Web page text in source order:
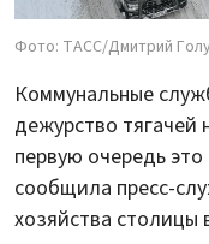
Фото: ТАСС/Дмитрий
Коммунальные
дежурство тягачей
первую очередь
сообщила пресс-
хозяйства столицы